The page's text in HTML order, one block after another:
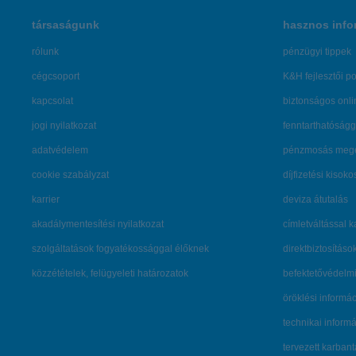
társaságunk
rólunk
cégcsoport
kapcsolat
jogi nyilatkozat
adatvédelem
cookie szabályzat
karrier
akadálymentesítési nyilatkozat
szolgáltatások fogyatékossággal élőknek
közzétételek, felügyeleti határozatok
hasznos
pénzügyi tippek
K&H fejlesztői
biztonságos
pénzmosás
díjfizetési
deviza átutalás
címletváltással
öröklési
technikai
tervezett